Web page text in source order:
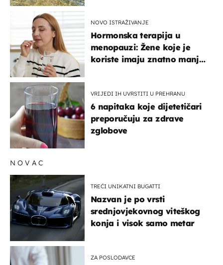
NOVO ISTRAŽIVANJE
Hormonska terapija u
menopauzi: Žene koje je
koriste imaju znatno manji
VRIJEDI IH UVRSTITI U PREHRANU
6 napitaka koje dijetetičari
preporučuju za zdrave
zglobove
NOVAC
TREĆI UNIKATNI BUGATTI
Nazvan je po vrsti
srednjovjekovnog viteškog
konja i visok samo metar
ZA POSLODAVCE